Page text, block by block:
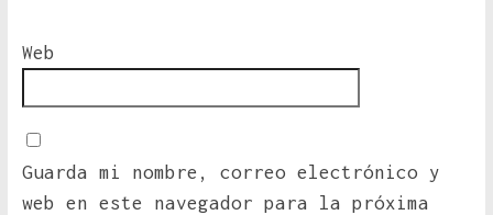
Web
Guarda mi nombre, correo electrónico y
web en este navegador para la próxima